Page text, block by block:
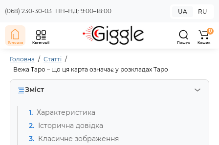
(068) 230-30-03 ПН–НД: 9:00–18:00 UA RU
Головна Категорії Пошук
0
Кошик
Головна
Статті
Вежа Таро – що ця карта означає у розкладах Таро
Зміст
1. Характеристика
2. Історична довідка
3. Класичне зображення